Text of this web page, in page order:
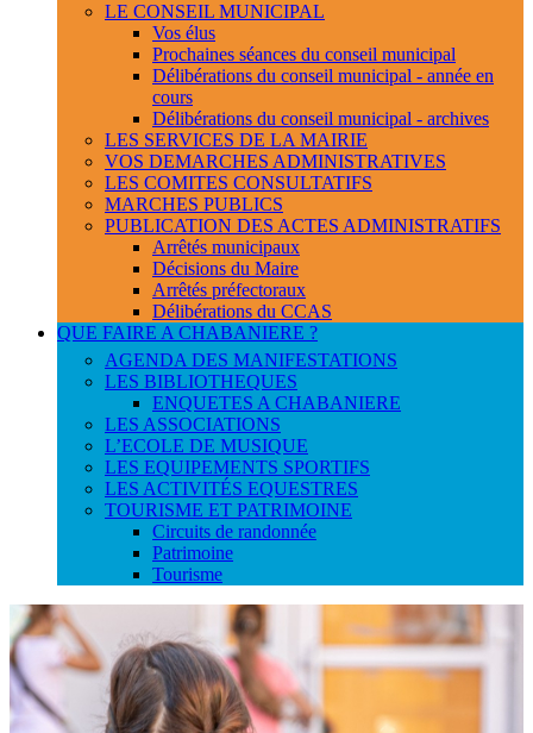
LE CONSEIL MUNICIPAL
Vos élus
Prochaines séances du conseil municipal
Délibérations du conseil municipal - année en
cours
Délibérations du conseil municipal - archives
LES SERVICES DE LA MAIRIE
VOS DEMARCHES ADMINISTRATIVES
LES COMITES CONSULTATIFS
MARCHES PUBLICS
PUBLICATION DES ACTES ADMINISTRATIFS
Arrêtés municipaux
Décisions du Maire
Arrêtés préfectoraux
Délibérations du CCAS
QUE FAIRE A CHABANIERE ?
AGENDA DES MANIFESTATIONS
LES BIBLIOTHEQUES
ENQUETES A CHABANIERE
LES ASSOCIATIONS
L’ECOLE DE MUSIQUE
LES EQUIPEMENTS SPORTIFS
LES ACTIVITÉS EQUESTRES
TOURISME ET PATRIMOINE
Circuits de randonnée
Patrimoine
Tourisme